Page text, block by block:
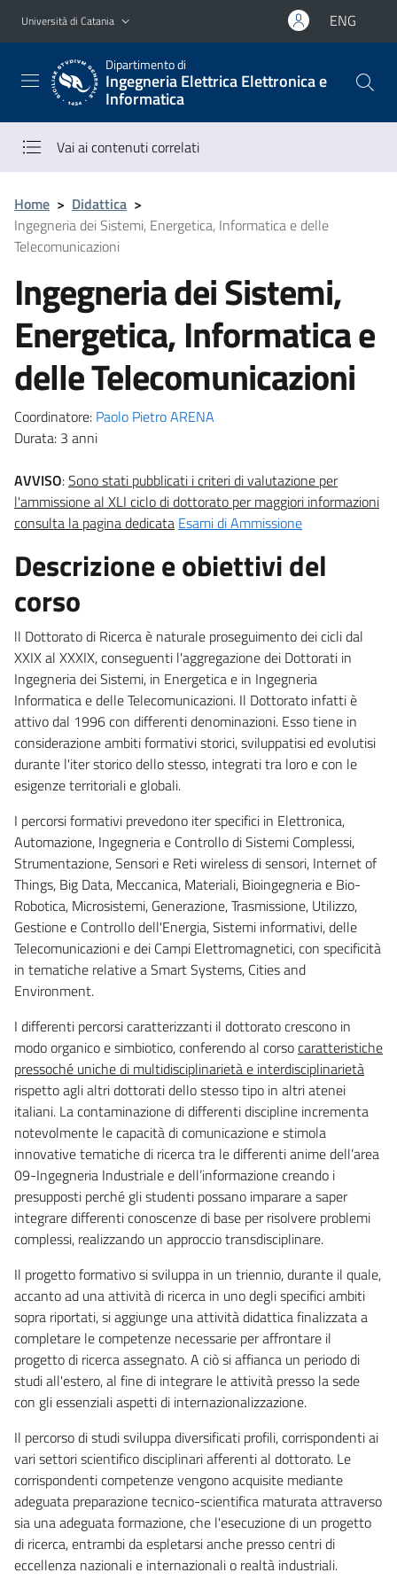
Vai al contenuto principale
Vai al menu di navigazione
Università di Catania ENG
Dipartimento di
Ingegneria Elettrica Elettronica e
Informatica
Vai ai contenuti correlati
Home > Didattica >
Ingegneria dei Sistemi, Energetica, Informatica e delle
Telecomunicazioni
Ingegneria dei Sistemi,
Energetica, Informatica e
delle Telecomunicazioni
Coordinatore: Paolo Pietro ARENA
Durata: 3 anni
AVVISO:Sono stati pubblicati i criteri di valutazione per
l'ammissione al XLI ciclo di dottorato per maggiori informazioni
consulta la pagina dedicata Esami di Ammissione
Descrizione e obiettivi del
corso
ll Dottorato di Ricerca è naturale proseguimento dei cicli dal
XXIX al XXXIX, conseguenti l'aggregazione dei Dottorati in
Ingegneria dei Sistemi, in Energetica e in Ingegneria
Informatica e delle Telecomunicazioni. Il Dottorato infatti è
attivo dal 1996 con differenti denominazioni. Esso tiene in
considerazione ambiti formativi storici, sviluppatisi ed evolutisi
durante l'iter storico dello stesso, integrati tra loro e con le
esigenze territoriali e globali.
I percorsi formativi prevedono iter specifici in Elettronica,
Automazione, Ingegneria e Controllo di Sistemi Complessi,
Strumentazione, Sensori e Reti wireless di sensori, Internet of
Things, Big Data, Meccanica, Materiali, Bioingegneria e Bio-
Robotica, Microsistemi, Generazione, Trasmissione, Utilizzo,
Gestione e Controllo dell'Energia, Sistemi informativi, delle
Telecomunicazioni e dei Campi Elettromagnetici, con specificità
in tematiche relative a Smart Systems, Cities and
Environment.
I differenti percorsi caratterizzanti il dottorato crescono in
modo organico e simbiotico, conferendo al corsocaratteristiche
pressoché uniche di multidisciplinarietà e interdisciplinarietà
rispetto agli altri dottorati dello stesso tipo in altri atenei
italiani. La contaminazione di differenti discipline incrementa
notevolmente le capacità di comunicazione e stimola
innovative tematiche di ricerca tra le differenti anime dell’area
09-Ingegneria Industriale e dell’informazione creando i
presupposti perché gli studenti possano imparare a saper
integrare differenti conoscenze di base per risolvere problemi
complessi, realizzando un approccio transdisciplinare.
Il progetto formativo si sviluppa in un triennio, durante il quale,
accanto ad una attività di ricerca in uno degli specifici ambiti
sopra riportati, si aggiunge una attività didattica finalizzata a
completare le competenze necessarie per affrontare il
progetto di ricerca assegnato. A ciò si affianca un periodo di
studi all'estero, al fine di integrare le attività presso la sede
con gli essenziali aspetti di internazionalizzazione.
Il percorso di studi sviluppa diversificati profili, corrispondenti ai
vari settori scientifico disciplinari afferenti al dottorato. Le
corrispondenti competenze vengono acquisite mediante
adeguata preparazione tecnico-scientifica maturata attraverso
sia una adeguata formazione, che l'esecuzione di un progetto
di ricerca, entrambi da espletarsi anche presso centri di
eccellenza nazionali e internazionali o realtà industriali.